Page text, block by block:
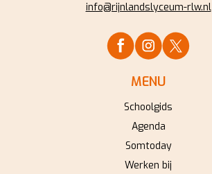
info@rijnlandslyceum-rlw.nl
MENU
Schoolgids
Agenda
Somtoday
Werken bij